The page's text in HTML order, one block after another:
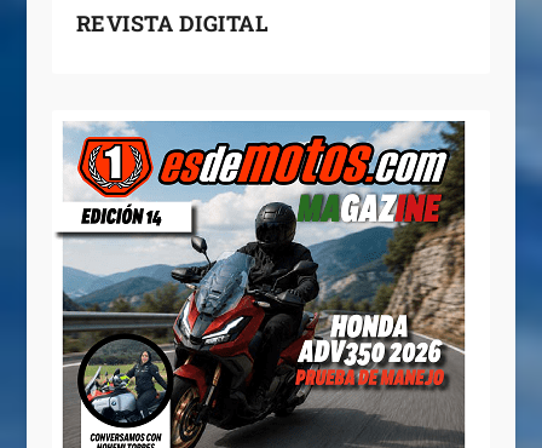
REVISTA DIGITAL